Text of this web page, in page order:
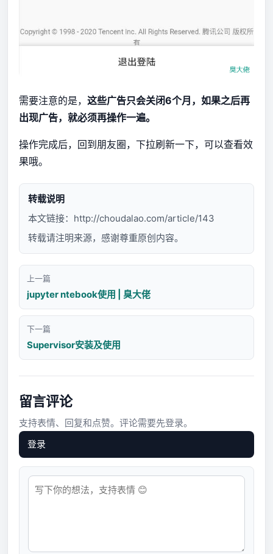
需要注意的是， 这些广告只会关闭6个月，如果之后再
出现广告，就必须再操作一遍。
操作完成后，回到朋友圈，下拉刷新一下，可以查看效
果哦。
转载说明
本文链接： http://choudalao.com/article/143
转载请注明来源，感谢尊重原创内容。
上一篇
jupyter ntebook使用 | 臭大佬
下一篇
Supervisor安装及使用
留言评论
支持表情、回复和点赞。评论需要先登录。
登录